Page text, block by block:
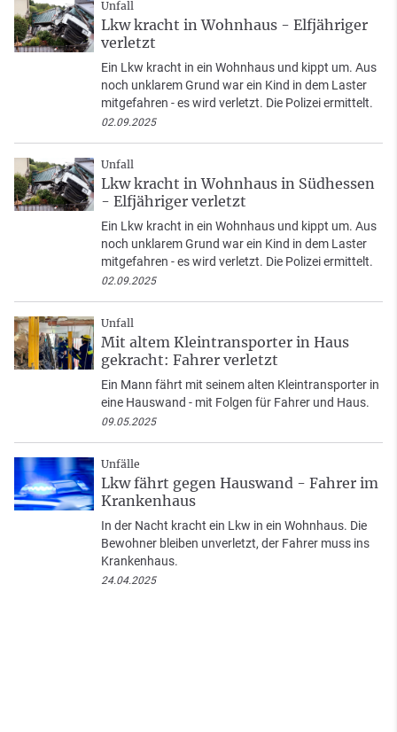
Unfall
Lkw kracht in Wohnhaus - Elfjähriger
verletzt
Ein Lkw kracht in ein Wohnhaus und kippt um. Aus
noch unklarem Grund war ein Kind in dem Laster
mitgefahren - es wird verletzt. Die Polizei ermittelt.
02.09.2025
Unfall
Lkw kracht in Wohnhaus in Südhessen
- Elfjähriger verletzt
Ein Lkw kracht in ein Wohnhaus und kippt um. Aus
noch unklarem Grund war ein Kind in dem Laster
mitgefahren - es wird verletzt. Die Polizei ermittelt.
02.09.2025
Unfall
Mit altem Kleintransporter in Haus
gekracht: Fahrer verletzt
Ein Mann fährt mit seinem alten Kleintransporter in
eine Hauswand - mit Folgen für Fahrer und Haus.
09.05.2025
Unfälle
Lkw fährt gegen Hauswand - Fahrer im
Krankenhaus
In der Nacht kracht ein Lkw in ein Wohnhaus. Die
Bewohner bleiben unverletzt, der Fahrer muss ins
Krankenhaus.
24.04.2025